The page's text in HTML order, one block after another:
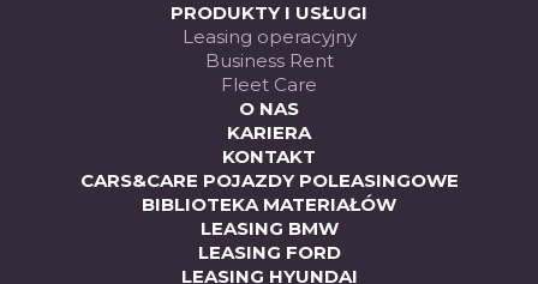
PRODUKTY I USŁUGI
Leasing operacyjny
Business Rent
Fleet Care
O NAS
KARIERA
KONTAKT
CARS&CARE POJAZDY POLEASINGOWE
BIBLIOTEKA MATERIAŁÓW
LEASING BMW
LEASING FORD
LEASING HYUNDAI